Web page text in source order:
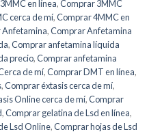
en línea,Comprar 3MMC
cerca de mí,Comprar 4MMC en
,Comprar Anfetamina
,Comprar anfetamina líquida
precio,Comprar anfetamina
de mí,Comprar DMT en línea,
,Comprar éxtasis cerca de mí,
Online cerca de mí,Comprar
,Comprar gelatina de Lsd en línea,
Lsd Online,Comprar hojas de Lsd